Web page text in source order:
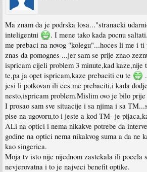
Ma znam da je podrska losa..."stranacki
inteligentni
. I mene tako kada pocnu
me prebaci na novog "kolegu"...hoces li me i
znas da pomognes ...jer sam se prije znao
ispricam cijeli problem 3 minute,kad kaze,nije
te,pa ja opet ispricam,kaze prebaciti cu te
jesi li potkovan ili ces me prebaciti,i kada
nesto,ispricam problem.Mislim ovo je bilo
I prosao sam sve situacije i sa njima i sa
pise na ugovoru,to i jeste a kod TM- je
ALi na optici i nema nikakve potrebe da
godine na optici nema nikakvog suma a da ne
kao singerica.
Moja tv isto nije nijednom zastekala ili pocela
nevjerovatna i to je najveci benefit optike.